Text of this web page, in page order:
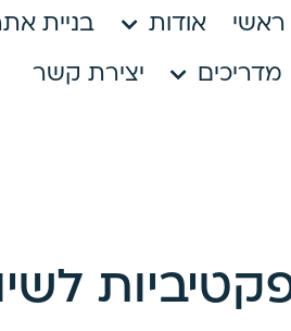
ראשי אודות בניית
מדריכים יצירת קשר